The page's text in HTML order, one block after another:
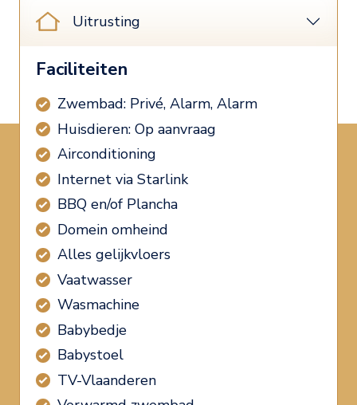
Uitrusting
Faciliteiten
Zwembad: Privé, Alarm, Alarm
Huisdieren: Op aanvraag
Airconditioning
Internet via Starlink
BBQ en/of Plancha
Domein omheind
Alles gelijkvloers
Vaatwasser
Wasmachine
Babybedje
Babystoel
TV-Vlaanderen